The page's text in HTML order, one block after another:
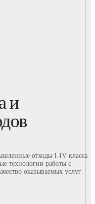
и
отходы I-IV класса
технологии работы с
оказываемых услуг